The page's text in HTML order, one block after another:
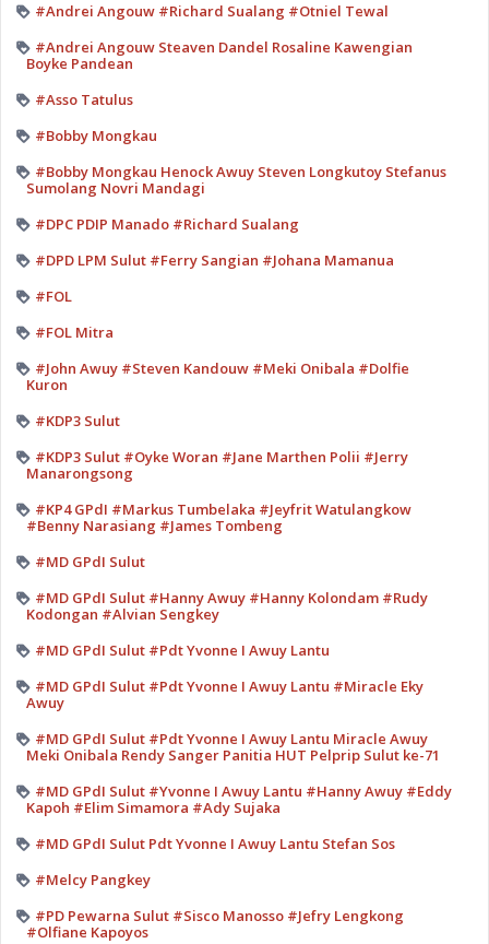
#Andrei Angouw #Richard Sualang #Otniel Tewal
#Andrei Angouw Steaven Dandel Rosaline Kawengian
Boyke Pandean
#Asso Tatulus
#Bobby Mongkau
#Bobby Mongkau Henock Awuy Steven Longkutoy Stefanus
Sumolang Novri Mandagi
#DPC PDIP Manado #Richard Sualang
#DPD LPM Sulut #Ferry Sangian #Johana Mamanua
#FOL
#FOL Mitra
#John Awuy #Steven Kandouw #Meki Onibala #Dolfie
Kuron
#KDP3 Sulut
#KDP3 Sulut #Oyke Woran #Jane Marthen Polii #Jerry
Manarongsong
#KP4 GPdI #Markus Tumbelaka #Jeyfrit Watulangkow
#Benny Narasiang #James Tombeng
#MD GPdI Sulut
#MD GPdI Sulut #Hanny Awuy #Hanny Kolondam #Rudy
Kodongan #Alvian Sengkey
#MD GPdI Sulut #Pdt Yvonne I Awuy Lantu
#MD GPdI Sulut #Pdt Yvonne I Awuy Lantu #Miracle Eky
Awuy
#MD GPdI Sulut #Pdt Yvonne I Awuy Lantu Miracle Awuy
Meki Onibala Rendy Sanger Panitia HUT Pelprip Sulut ke-71
#MD GPdI Sulut #Yvonne I Awuy Lantu #Hanny Awuy #Eddy
Kapoh #Elim Simamora #Ady Sujaka
#MD GPdI Sulut Pdt Yvonne I Awuy Lantu Stefan Sos
#Melcy Pangkey
#PD Pewarna Sulut #Sisco Manosso #Jefry Lengkong
#Olfiane Kapoyos